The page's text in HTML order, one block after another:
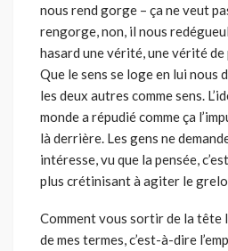
nous rend gorge – ça ne veut
rengorge, non, il nous
hasard une vérité, une vérité de
Que le sens se loge en lui nous
les deux autres comme sens.
monde a répudié comme ça
là derrière. Les gens ne
intéresse, vu que la pensée,
plus crétinisant à agiter le
Comment vous sortir de la tête
de mes termes, c’est-à-dire